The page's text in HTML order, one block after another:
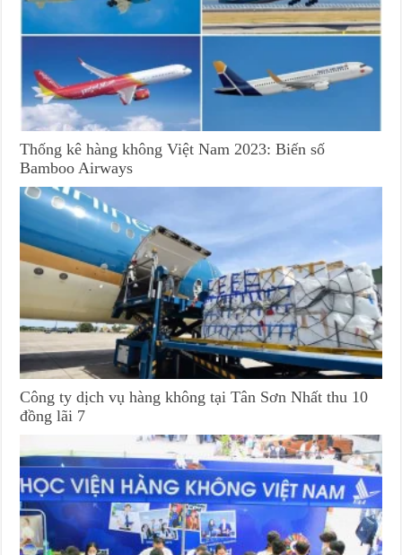
Thống kê hàng không Việt Nam 2023: Biến số
Bamboo Airways
Công ty dịch vụ hàng không tại Tân Sơn Nhất thu 10
đồng lãi 7